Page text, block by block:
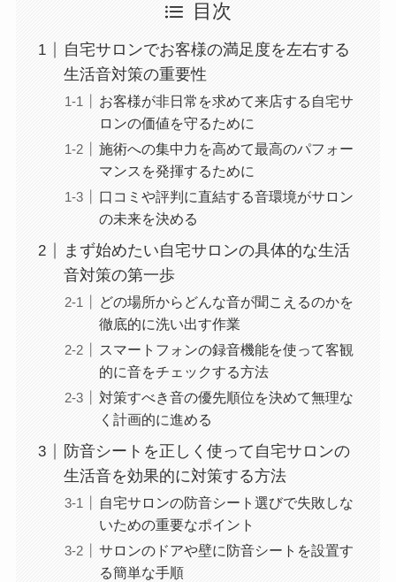
目次
自宅サロンでお客様の満足度を左右する
生活音対策の重要性
お客様が非日常を求めて来店する自宅サ
ロンの価値を守るために
施術への集中力を高めて最高のパフォー
マンスを発揮するために
口コミや評判に直結する音環境がサロン
の未来を決める
まず始めたい自宅サロンの具体的な生活
音対策の第一歩
どの場所からどんな音が聞こえるのかを
徹底的に洗い出す作業
スマートフォンの録音機能を使って客観
的に音をチェックする方法
対策すべき音の優先順位を決めて無理な
く計画的に進める
防音シートを正しく使って自宅サロンの
生活音を効果的に対策する方法
自宅サロンの防音シート選びで失敗しな
いための重要なポイント
サロンのドアや壁に防音シートを設置す
る簡単な手順